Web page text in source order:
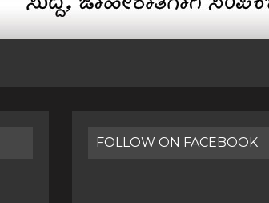
FOLLOW ON FACEBOOK